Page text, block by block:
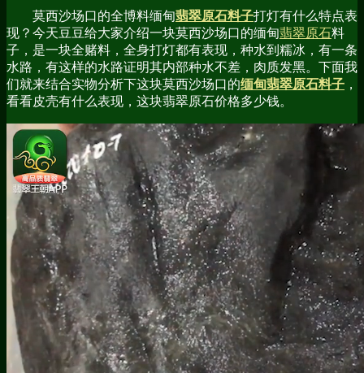
莫西沙场口的全博料缅甸翡翠原石料子打灯有什么特点表
现？今天豆豆给大家介绍一块莫西沙场口的缅甸翡翠原石料
子，是一块全赌料，全身打灯都有表现，种水到糯冰，有一条
水路，有这样的水路证明其内部种水不差，肉质发黑。下面我
们就来结合实物分析下这块莫西沙场口的缅甸翡翠原石料子 ，
看看皮壳有什么表现，这块翡翠原石价格多少钱。